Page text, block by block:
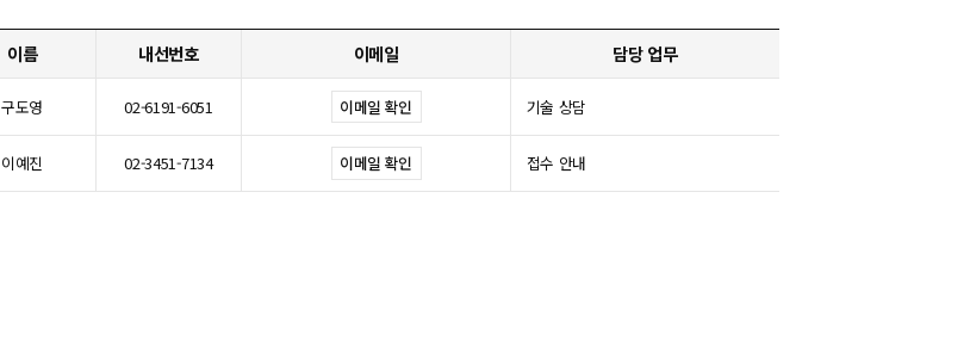
이름 내선번호 이메일 담당 업무
구도영 02-6191-6051 이메일 확인 기술 상담
이예진 02-3451-7134 이메일 확인 접수 안내